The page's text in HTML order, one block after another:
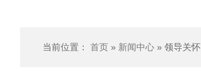
当前位置： 首页 » 新闻中心 » 领导关怀